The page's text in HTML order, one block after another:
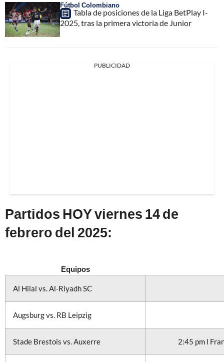
Fútbol Colombiano
Tabla de posiciones de la Liga BetPlay I-
2025, tras la primera victoria de Junior
PUBLICIDAD
Partidos HOY viernes 14 de
febrero del 2025:
Equipos
Al Hilal vs. Al-Riyadh SC
Augsburg vs. RB Leipzig
Stade Brestois vs. Auxerre 2:45 pm l